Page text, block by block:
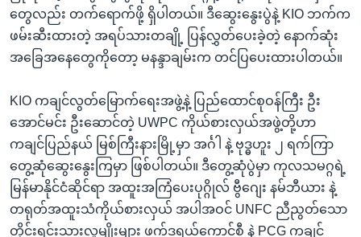
တွေလည်း တက်ရောက်ဖို့ ရှိပါတယ်။ ဒီဆွေးနွေးပွဲနဲ့ KIO ဘက်က
ဖမ်းဆီးထားတဲ့ အရပ်သားတချို့ ပြန်လွှတ်ပေးခဲ့တဲ့ နောက်ဆုံး
အခြေအနေတွေကိုတော့ မနန္ဒာချမ်းက တင်ပြပေးထားပါတယ်။
KIO ကချင်လွတ်မြောက်ရေးအဖွဲ့နဲ့ ပြည်ထောင်စုဝန်ကြီး ဦး
အောင်မင်း ဦးဆောင်တဲ့ UWPC ကိုယ်စားလှယ်အဖွဲ့တို့ဟာ
ကချင်ပြည်နယ် မြစ်ကြီးနားမြို့မှာ အင်္ဂါ နဲ့ ဗုဒ္ဓဟူး ၂ ရက်ကြာ
တွေ့ဆုံဆွေးနွေးကြမှာ ဖြစ်ပါတယ်။ ဒီတွေ့ဆုံပွဲမှာ ကုလသမဂ္ဂရဲ့
မြန်မာနိုင်ငံဆိုင်ရာ အထူးအကြံပေးပုဂ္ဂိုလ် ဗွီဂျေး နမ်ဘီယား နဲ့
တရုတ်အထူးသံကိုယ်စားလှယ် အပါအဝင် UNFC ညီညွတ်သော
တိုင်းရင်းသားလူမျိုးများ ဖက်ဒရယ်ကောင်စီ နဲ့ PCG ကချင်